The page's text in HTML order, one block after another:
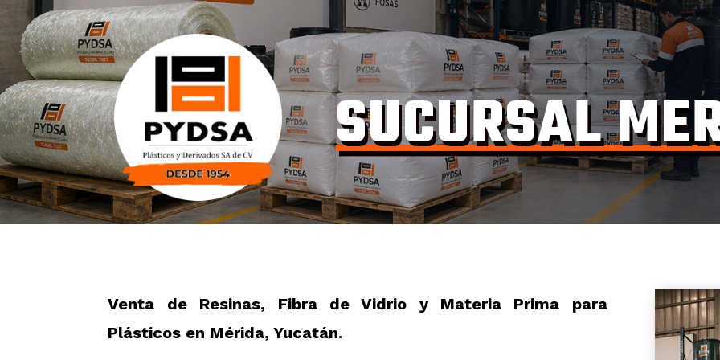
SUCURSAL
Venta de Resinas, Fibra de Vidrio y Materia Prima para
Plásticos en Mérida, Yucatán.